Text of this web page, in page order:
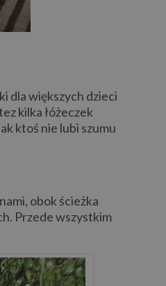
dla większych dzieci
kilka łóżeczek
ktoś nie lubi szumu
obok ścieżka
Przede wszystkim